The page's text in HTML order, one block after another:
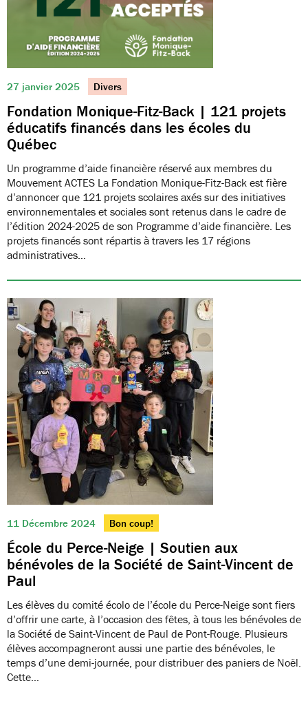
27 janvier 2025 Divers
Fondation Monique-Fitz-Back | 121 projets
éducatifs financés dans les écoles du
Québec
Un programme d’aide financière réservé aux membres du
Mouvement ACTES La Fondation Monique-Fitz-Back est fière
d’annoncer que 121 projets scolaires axés sur des initiatives
environnementales et sociales sont retenus dans le cadre de
l’édition 2024-2025 de son Programme d’aide financière. Les
projets financés sont répartis à travers les 17 régions
administratives…
11 Décembre 2024 Bon coup!
École du Perce-Neige | Soutien aux
bénévoles de la Société de Saint-Vincent de
Paul
Les élèves du comité écolo de l’école du Perce-Neige sont fiers
d’offrir une carte, à l’occasion des fêtes, à tous les bénévoles de
la Société de Saint-Vincent de Paul de Pont-Rouge. Plusieurs
élèves accompagneront aussi une partie des bénévoles, le
temps d’une demi-journée, pour distribuer des paniers de Noël.
Cette…